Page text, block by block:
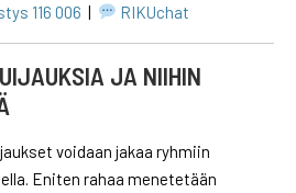
116 006 | RIKUchat
JA NIIHIN
voidaan jakaa ryhmiin
Eniten rahaa menetetään